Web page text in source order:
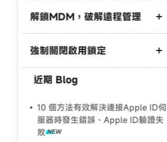
破解螢幕使用時間密碼
iPhone 螢幕使用時間破解
解鎖MDM，破解遠程管理
MDM 解鎖
MDM 解除免費工具
iPad 解除學校監管
強制關閉啟用鎖定
iPhone遺失模式破解
尋找我的iPhone破解
iPad啟用鎖定破解
近期 Blog
10 個方法有效解決連接Apple ID伺
服器時發生錯誤、Apple ID驗證失
敗